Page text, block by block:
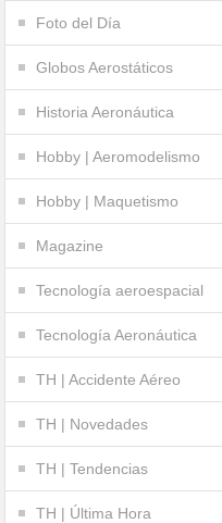
Foto del Día
Globos Aerostáticos
Historia Aeronáutica
Hobby | Aeromodelismo
Hobby | Maquetismo
Magazine
Tecnología aeroespacial
Tecnología Aeronáutica
TH | Accidente Aéreo
TH | Novedades
TH | Tendencias
TH | Última Hora